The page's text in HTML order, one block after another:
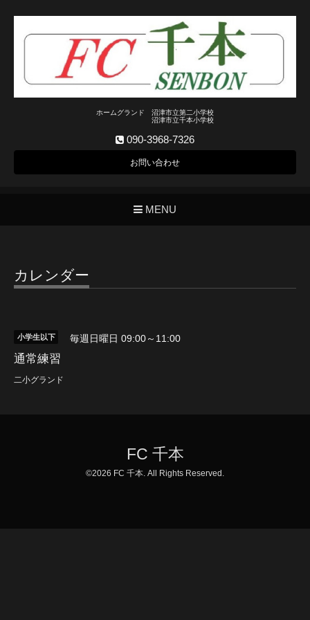
ホームグランド 沼津市立第二小学校
沼津市立千本小学校
090-3968-7326
お問い合わせ
MENU
カレンダー
小学生以下 毎週日曜日 09:00～11:00
通常練習
二小グランド
FC 千本
©2026 FC 千本 . All Rights Reserved.